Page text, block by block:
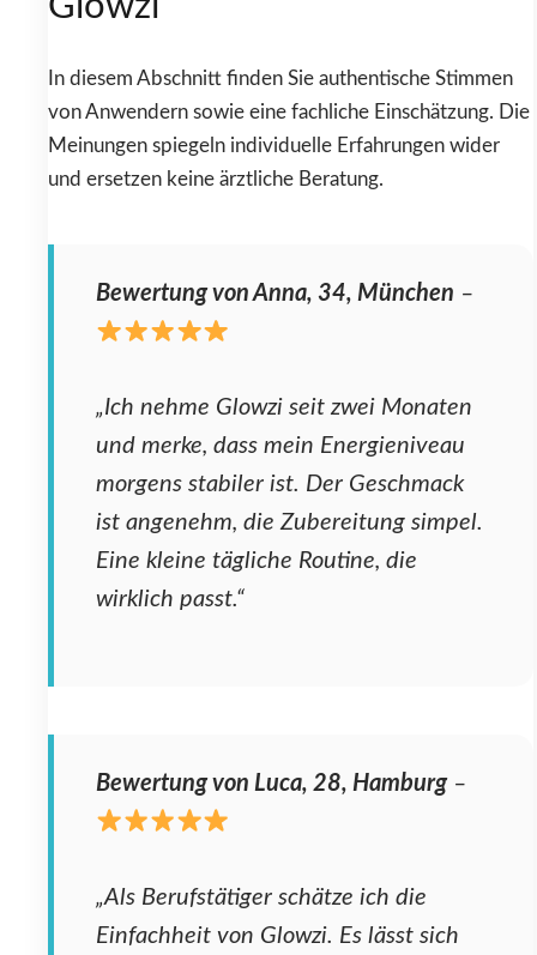
In diesem Abschnitt finden Sie authentische Stimmen
von Anwendern sowie eine fachliche Einschätzung. Die
Meinungen spiegeln individuelle Erfahrungen wider
und ersetzen keine ärztliche Beratung.
Bewertung von Anna, 34, München –
„Ich nehme Glowzi seit zwei Monaten
und merke, dass mein Energieniveau
morgens stabiler ist. Der Geschmack
ist angenehm, die Zubereitung simpel.
Eine kleine tägliche Routine, die
wirklich passt.“
Bewertung von Luca, 28, Hamburg–
„Als Berufstätiger schätze ich die
Einfachheit von Glowzi. Es lässt sich